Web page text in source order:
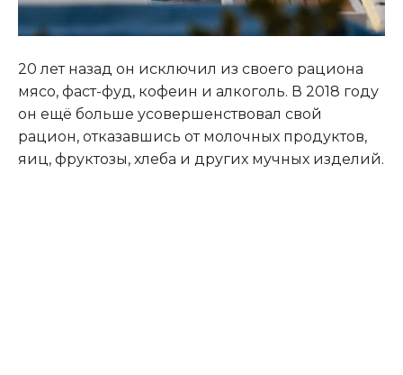
20 лет назад он исключил из своего рациона
мясо, фаст-фуд, кофеин и алкоголь. В 2018 году
он ещё больше усовершенствовал свой
рацион, отказавшись от молочных продуктов,
яиц, фруктозы, хлеба и других мучных изделий.